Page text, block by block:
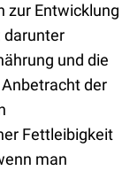
zur Entwicklung
darunter
und die
Anbetracht der
Fettleibigkeit
man